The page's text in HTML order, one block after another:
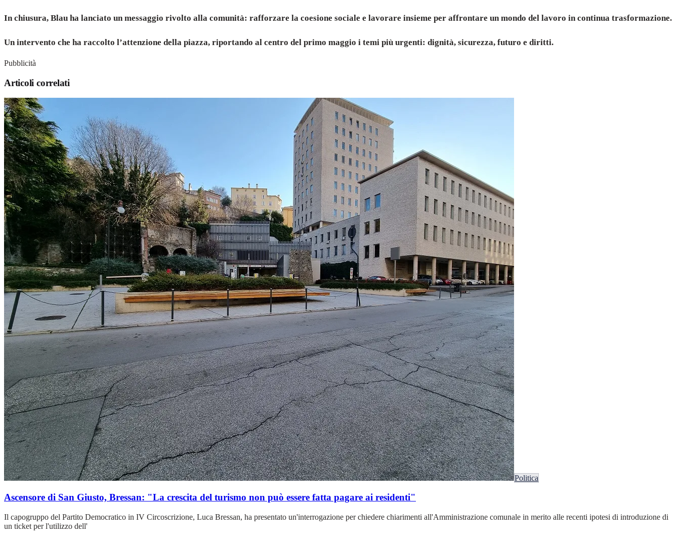
In chiusura, Blau ha lanciato un messaggio rivolto alla comunità: rafforzare la coesione sociale e lavorare insieme per affrontare un mondo del lavoro in continua trasformazione.
Un intervento che ha raccolto l’attenzione della piazza, riportando al centro del primo maggio i temi più urgenti: dignità, sicurezza, futuro e diritti.
Pubblicità
Articoli correlati
Politica
Ascensore di San Giusto, Bressan: "La crescita del turismo non può essere fatta pagare ai residenti"
Il capogruppo del Partito Democratico in IV Circoscrizione, Luca Bressan, ha presentato un'interrogazione per chiedere chiarimenti all'Amministrazione comunale in merito alle recenti ipotesi di introduzione di
un ticket per l'utilizzo dell'